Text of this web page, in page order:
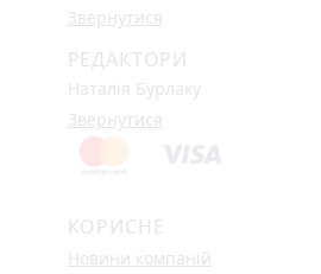
Звернутися
РЕДАКТОРИ
Наталія Бурлаку
Звернутися
КОРИСНЕ
Новини компаній